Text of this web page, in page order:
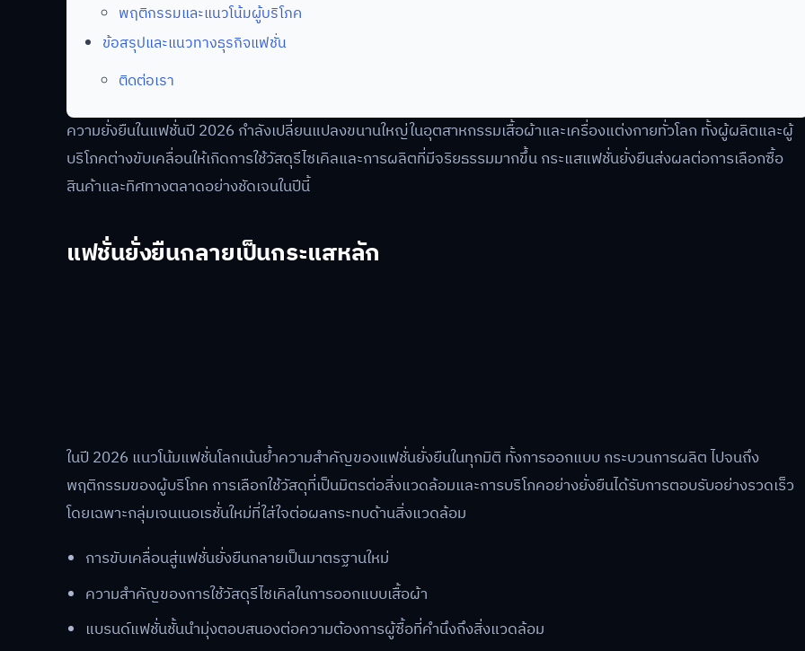
พฤติกรรมและแนวโน้มผู้บริโภค
ข้อสรุปและแนวทางธุรกิจแฟชั่น
ติดต่อเรา
ความยั่งยืนในแฟชั่นปี 2026 กำลังเปลี่ยนแปลงขนานใหญ่ในอุตสาหกรรมเสื้อผ้าและเครื่องแต่งกายทั่วโลก ทั้งผู้ผลิตและผู้
บริโภคต่างขับเคลื่อนให้เกิดการใช้วัสดุรีไซเคิลและการผลิตที่มีจริยธรรมมากขึ้น กระแสแฟชั่นยั่งยืนส่งผลต่อการเลือกซื้อ
สินค้าและทิศทางตลาดอย่างชัดเจนในปีนี้
แฟชั่นยั่งยืนกลายเป็นกระแสหลัก
ในปี 2026 แนวโน้มแฟชั่นโลกเน้นย้ำความสำคัญของแฟชั่นยั่งยืนในทุกมิติ ทั้งการออกแบบ กระบวนการผลิต ไปจนถึง
พฤติกรรมของผู้บริโภค การเลือกใช้วัสดุที่เป็นมิตรต่อสิ่งแวดล้อมและการบริโภคอย่างยั่งยืนได้รับการตอบรับอย่างรวดเร็ว
โดยเฉพาะกลุ่มเจนเนอเรชั่นใหม่ที่ใส่ใจต่อผลกระทบด้านสิ่งแวดล้อม
การขับเคลื่อนสู่แฟชั่นยั่งยืนกลายเป็นมาตรฐานใหม่
ความสำคัญของการใช้วัสดุรีไซเคิลในการออกแบบเสื้อผ้า
แบรนด์แฟชั่นชั้นนำมุ่งตอบสนองต่อความต้องการผู้ซื้อที่คำนึงถึงสิ่งแวดล้อม